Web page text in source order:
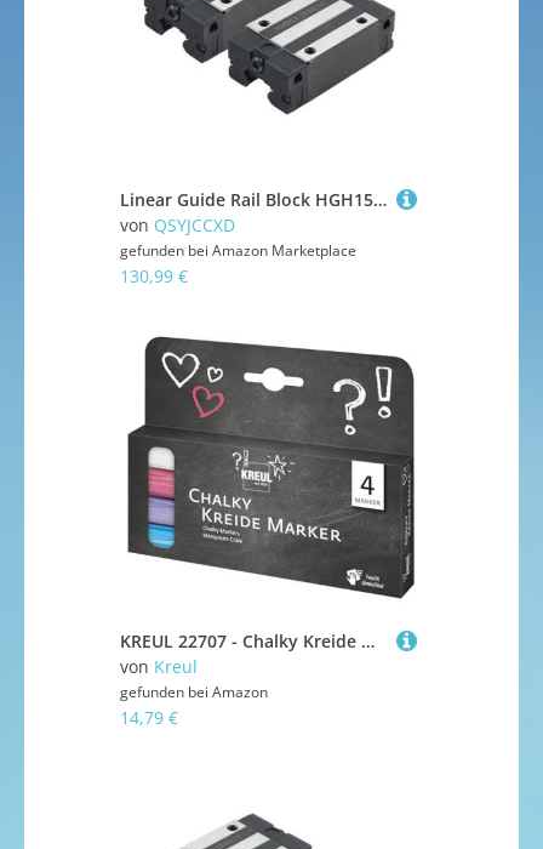
Linear Guide Rail Block HGH15CA HGH20CA HGH25CA Leiger Kreide FÜR Router Teile (HGH20CA)
von QSYJCCXD
gefunden bei Amazon Marketplace
130,99 €
KREUL 22707 - Chalky Kreide Marker Set, 4 Stifte mit formstabiler Rundspitze ca. 2 - 3 mm, matte, non - permanente Flüssigkreide, zum Zeichnen auf Tafeln, Memoboards oder Glasoberflächen
von Kreul
gefunden bei Amazon
14,79 €